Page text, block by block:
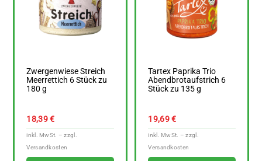
Zwergenwiese Streich
Meerrettich 6 Stück zu
180 g
18,39€
Tartex Paprika Trio
Abendbrotaufstrich 6
Stück zu 135 g
19,69€